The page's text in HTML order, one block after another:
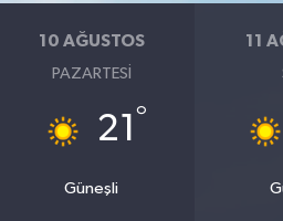
10 AĞUSTOS
PAZARTESI
21 °
Güneşli
11